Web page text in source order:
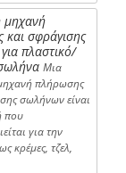
μηχανή
σφράγισης
πλαστικό/
Μια
πλήρωσης
σωλήνων είναι
που
για την
κρέμες, τζελ,